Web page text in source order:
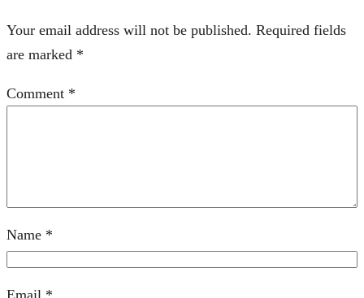
Your email address will not be published. Required fields
are marked *
Comment *
Name *
Email *